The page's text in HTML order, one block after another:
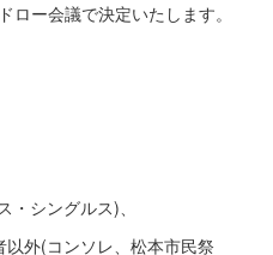
ロー会議で決定いたします。
シングルス)、
外(コンソレ、松本市民祭